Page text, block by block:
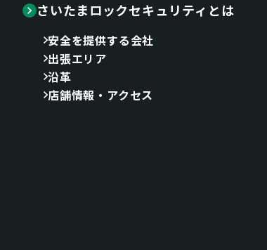
さいたまロックセキュリティとは
安全を提供する会社
出張エリア
沿革
店舗情報・アクセス